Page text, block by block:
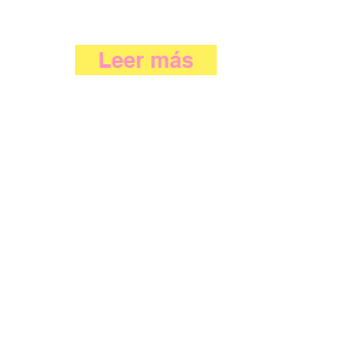
Leer más